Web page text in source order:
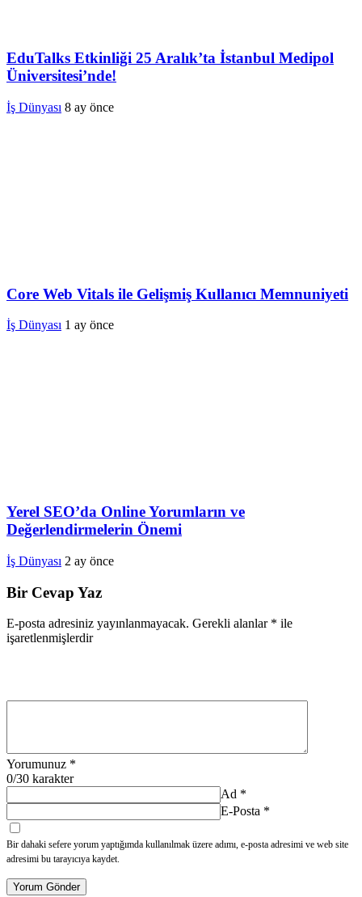
EduTalks Etkinliği 25 Aralık’ta İstanbul Medipol
Üniversitesi’nde!
İş Dünyası 8 ay önce
Core Web Vitals ile Gelişmiş Kullanıcı Memnuniyeti
İş Dünyası 1 ay önce
Yerel SEO’da Online Yorumların ve
Değerlendirmelerin Önemi
İş Dünyası 2 ay önce
Bir Cevap Yaz
E-posta adresiniz yayınlanmayacak. Gerekli alanlar * ile
işaretlenmişlerdir
Yorumunuz *
0/30 karakter
Ad *
E-Posta *
Bir dahaki sefere yorum yaptığımda kullanılmak üzere adımı, e-posta adresimi ve web site
adresimi bu tarayıcıya kaydet.
Yorum Gönder